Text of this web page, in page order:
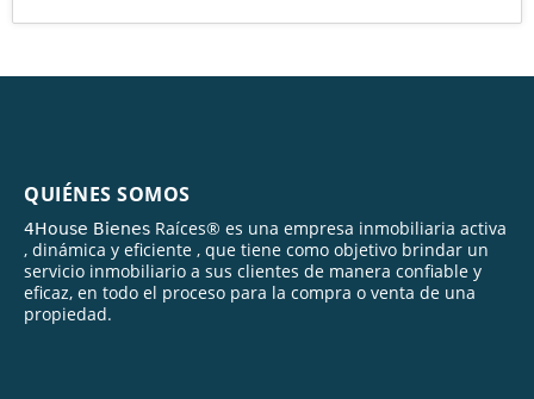
QUIÉNES SOMOS
𝟦𝖧𝗈𝗎𝗌𝖾 𝖡𝗂𝖾𝗇𝖾𝗌 Raíces® es una empresa inmobiliaria activa
, dinámica y eficiente , que tiene como objetivo brindar un
servicio inmobiliario a sus clientes de manera confiable y
eficaz, en todo el proceso para la compra o venta de una
propiedad.